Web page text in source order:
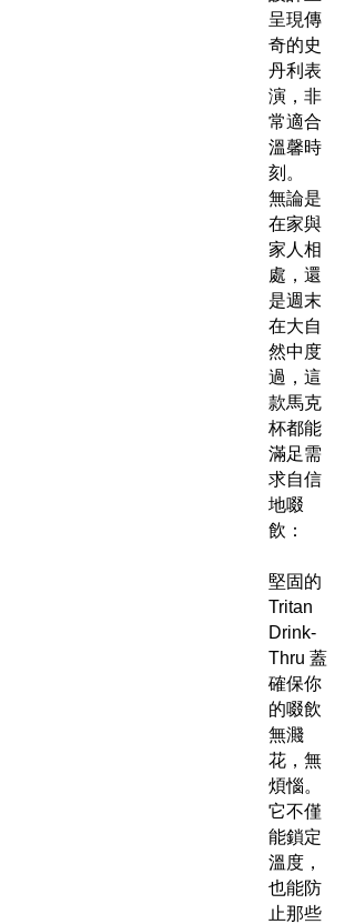
呈現傳
奇的史
丹利表
演，非
常適合
溫馨時
刻。
無論是
在家與
家人相
處，還
是週末
在大自
然中度
過，這
款馬克
杯都能
滿足需
求自信
地啜
飲：
堅固的
Tritan
Drink-
Thru 蓋
確保你
的啜飲
無濺
花，無
煩惱。
它不僅
能鎖定
溫度，
也能防
止那些